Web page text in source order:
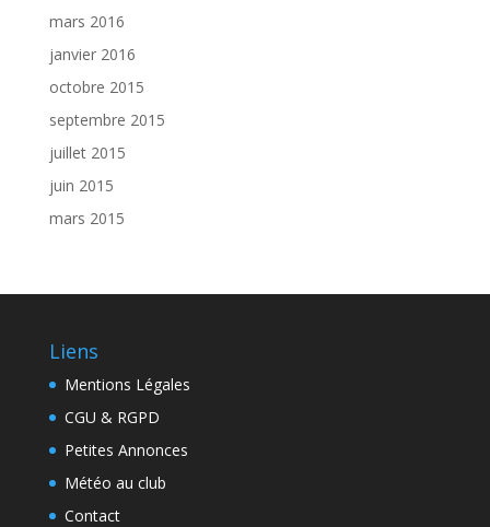
mars 2016
janvier 2016
octobre 2015
septembre 2015
juillet 2015
juin 2015
mars 2015
Liens
Mentions Légales
CGU & RGPD
Petites Annonces
Météo au club
Contact